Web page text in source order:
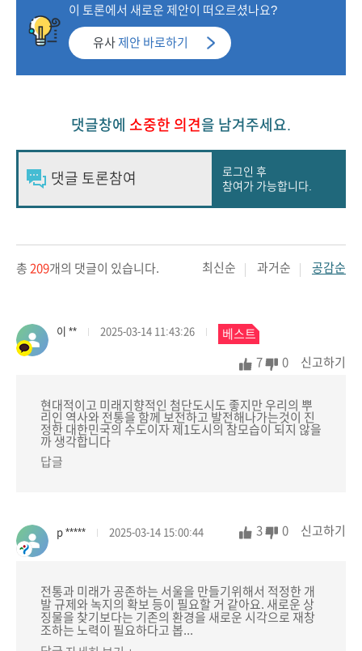
이 토론에서 새로운 제안이 떠오르셨나요?
유사 제안 바로하기
댓글창에 소중한 의견을 남겨주세요.
로그인 후
참여가 가능합니다.
총 209개의 댓글이 있습니다. 최신순 과거순 공감순
이 ** 2025-03-14 11:43:26
베스트
7 0 신고하기
현대적이고 미래지향적인 첨단도시도 좋지만 우리의 뿌
리인 역사와 전통을 함께 보전하고 발전해나가는것이 진
정한 대한민국의 수도이자 제1도시의 참모습이 되지 않을
까 생각합니다
답글
p ***** 2025-03-14 15:00:44 3 0 신고하기
전통과 미래가 공존하는 서울을 만들기위해서 적정한 개
발 규제와 녹지의 확보 등이 필요할 거 같아요. 새로운 상
징물을 찾기보다는 기존의 환경을 새로운 시각으로 재창
조하는 노력이 필요하다고 봅...